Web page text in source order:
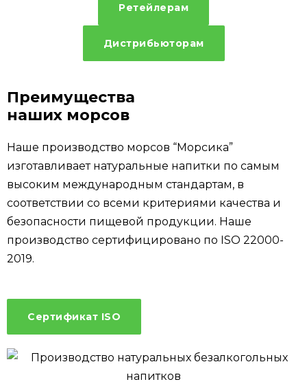
Ретейлерам
Дистрибьюторам
Преимущества
наших морсов
Наше производство морсов “Морсика”
изготавливает натуральные напитки по самым
высоким международным стандартам, в
соответствии со всеми критериями качества и
безопасности пищевой продукции. Наше
производство сертифицировано по ISO 22000-
2019.
Сертификат ISO